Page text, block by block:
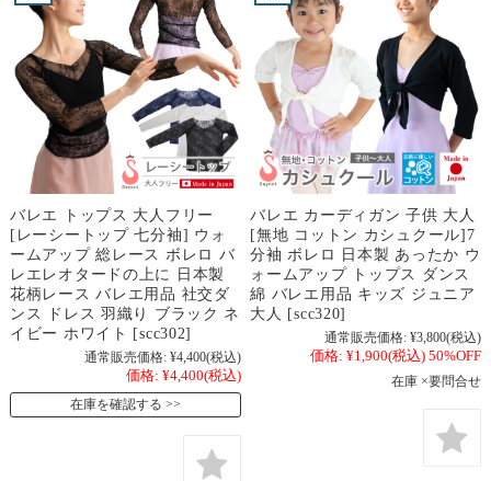
バレエ トップス 大人フリー
[レーシートップ 七分袖] ウォ
ームアップ 総レース ボレロ バ
レエレオタードの上に 日本製
花柄レース バレエ用品 社交ダ
ンス ドレス 羽織り ブラック ネ
イビー ホワイト [scc302]
通常販売価格: ¥4,400(税込)
価格: ¥4,400(税込)
在庫を確認する
バレエ カーディガン 子供 大人
[無地 コットン カシュクール]7
分袖 ボレロ 日本製 あったか ウ
ォームアップ トップス ダンス
綿 バレエ用品 キッズ ジュニア
大人 [scc320]
通常販売価格: ¥3,800(税込)
価格: ¥1,900(税込) 50%OFF
在庫 ×要問合せ